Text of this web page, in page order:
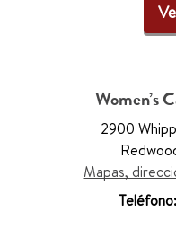
Women’s
2900
Mapas,
Teléfono: